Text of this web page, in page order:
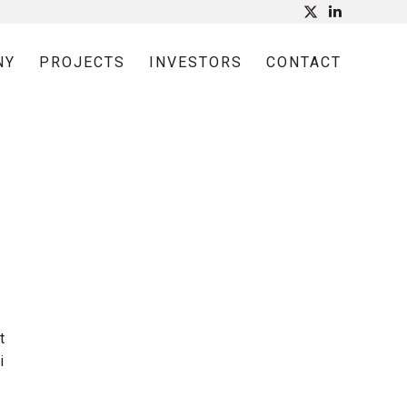
PROJECTS INVESTORS CONTACT